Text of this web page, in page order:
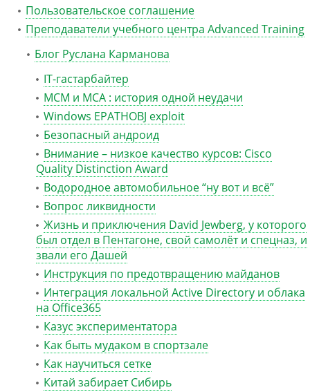
Пользовательское соглашение
Преподаватели учебного центра Advanced Training
Блог Руслана Карманова
IT-гастарбайтер
MCM и MCA : история одной неудачи
Windows EPATHOBJ exploit
Безопасный андроид
Внимание – низкое качество курсов: Cisco
Quality Distinction Award
Водородное автомобильное “ну вот и всё”
Вопрос ликвидности
Жизнь и приключения David Jewberg, у которого
был отдел в Пентагоне, свой самолёт и спецназ, и
звали его Дашей
Инструкция по предотвращению майданов
Интеграция локальной Active Directory и облака
на Office365
Казус экспериментатора
Как быть мудаком в спортзале
Как научиться сетке
Китай забирает Сибирь